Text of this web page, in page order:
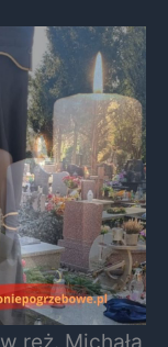
w reż. Michała